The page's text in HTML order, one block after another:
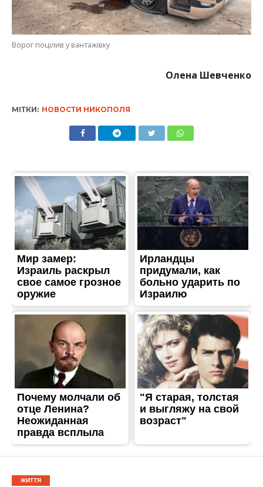
Ворог поцілив у вантажівку
Олена Шевченко
МІТКИ: НОВОСТИ НИКОПОЛЯ
ЖИТТЯ